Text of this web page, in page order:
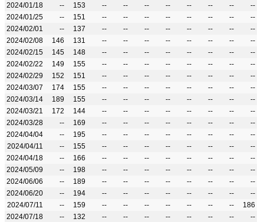
2024/01/18
-- 153 -- -- -- -- -- -- --
--
2024/01/25
-- 151 -- -- -- -- -- -- --
--
2024/02/01
-- 137 -- -- -- -- -- -- --
--
2024/02/08
146 131 -- -- -- -- -- -- --
--
2024/02/15
145 148 -- -- -- -- -- -- --
--
2024/02/22
149 155 -- -- -- -- -- -- --
--
2024/02/29
152 151 -- -- -- -- -- -- --
--
2024/03/07
174 155 -- -- -- -- -- -- --
--
2024/03/14
189 155 -- -- -- -- -- -- --
--
2024/03/21
172 144 -- -- -- -- -- -- --
--
2024/03/28
-- 169 -- -- -- -- -- -- --
--
2024/04/04
-- 195 -- -- -- -- -- -- --
--
2024/04/11
-- 155 -- -- -- -- -- -- --
--
2024/04/18
-- 166 -- -- -- -- -- -- --
--
2024/05/09
-- 198 -- -- -- -- -- -- --
--
2024/06/06
-- 189 -- -- -- -- -- -- --
--
2024/06/20
-- 194 -- -- -- -- -- -- --
--
2024/07/11
-- 159 -- -- -- -- -- -- --
186
2024/07/18
-- 132 -- -- -- -- -- -- --
--